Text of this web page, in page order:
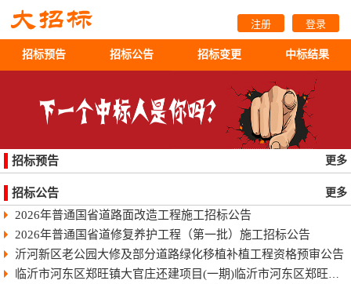
注册 登录
招标预告 招标公告 招标变更 中标结果
招标预告 更多
招标公告 更多
2026年普通国省道路面改造工程施工招标公告
2026年普通国省道修复养护工程（第一批）施工招标公告
沂河新区老公园大修及部分道路绿化移植补植工程资格预审公告
临沂市河东区郑旺镇大官庄还建项目(一期)临沂市河东区郑旺镇大官庄还建项目（一期）